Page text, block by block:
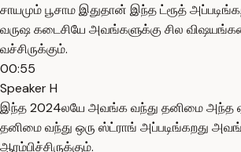
சாயமும் பூசாம இதுதான் இந்த ட்ரூத்
வருஷ கடைசியே அவங்களுக்கு சில
வச்சிருக்கும்.
00:55
Speaker H
இந்த 2024லயே அவங்க வந்து தனிமை
தனிமை வந்து ஒரு ஸ்ட்ராங் அப்படிங்கறது
ஆரம்பிச்சிருக்கும்.